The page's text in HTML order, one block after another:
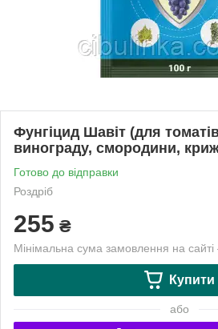
Фунгіцид Шавіт (для
винограду, смородини,
Готово до відправки
Роздріб
255 ₴
Мінімальна сума замовлення на
Купити
або